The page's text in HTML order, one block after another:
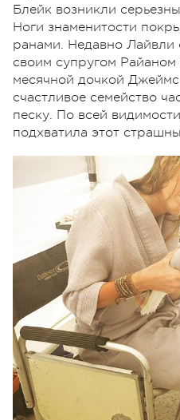
Блейк возникли
Ноги знаменитости
ранами. Недавно Лайвли
своим супругом
месячной дочкой
счастливое семейство
песку. По всей
подхватила этот